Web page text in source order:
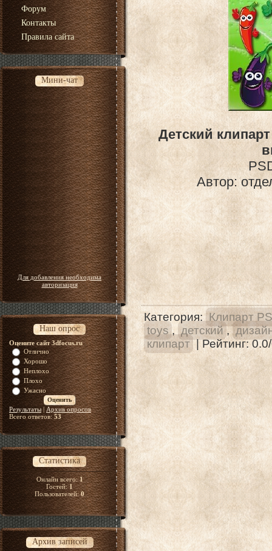
Форум
Контакты
Правила сайта
Мини-чат
Для добавления необходима
авторизация
Наш опрос
Оцените сайт 3dfocus.ru
Отлично
Хорошо
Неплохо
Плохо
Ужасно
Результаты| Архив опросов
Всего ответов:53
Статистика
Онлайн всего:1
Гостей:1
Пользователей:0
Архив записей
Детский
Автор:
Категория: Клипарт
toys , детский ,
клипарт |Рейтинг:0.0/